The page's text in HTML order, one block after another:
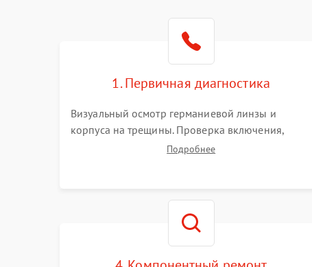
1. Первичная диагностика
Визуальный осмотр германиевой линзы и
корпуса на трещины. Проверка включения,
реакции кнопок и разъемов зарядки. Оценка
Подробнее